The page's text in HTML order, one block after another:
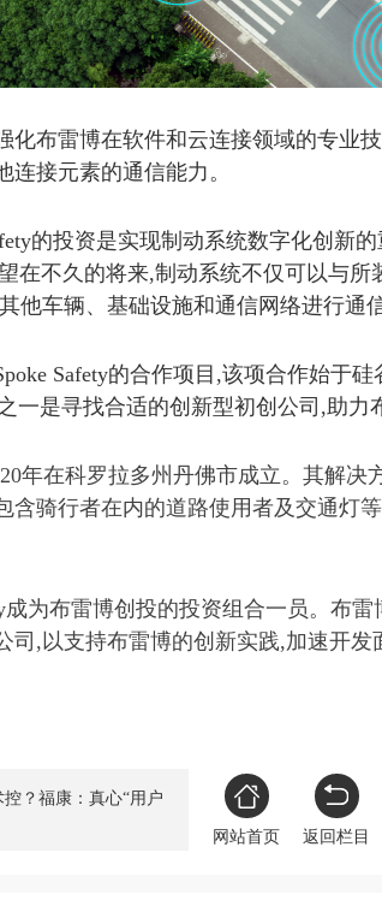
化布雷博在软件和云连接领域的专业
连接元素的通信能力。
的投资是实现制动系统数字化创新
在不久的将来,制动系统不仅可以与
他车辆、基础设施和通信网络进行通
Safety的合作项目,该项合作始于
一是寻找合适的创新型初创公司,助力
年在科罗拉多州丹佛市成立。其解
含骑行者在内的道路使用者及交通灯
成为布雷博创投的投资组合一员。布
司,以支持布雷博的创新实践,加速开发
控？福康：真心“用户
网站首页
返回栏目